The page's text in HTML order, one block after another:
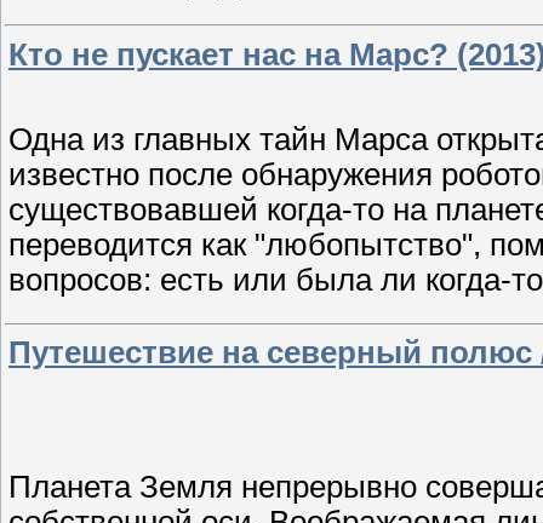
Кто не пускает нас на Марс?
Одна из главных тайн Марса
известно после обнаружения
существовавшей когда-то на
переводится как "любопытство",
вопросов: есть или была ли когда-
Путешествие на северный полюс
Планета Земля непрерывно